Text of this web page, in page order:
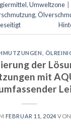
,Umweltzone
,
der
mit
FEBRUAR 11, 2024 VON